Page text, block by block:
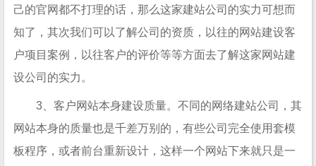
己的官网都不打理的话，那么这家建站公司的实力可想而
知了，其次我们可以了解公司的资质，以往的网站建设客
户项目案例，以往客户的评价等等方面去了解这家网站建
设公司的实力。
3、客户网站本身建设质量。不同的网络建站公司，其
网站本身的质量也是千差万别的，有些公司完全使用套模
板程序，或者前台重新设计，这样一个网站下来就只是一